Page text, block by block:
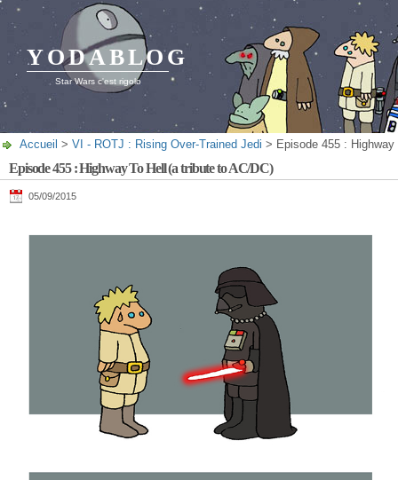
YODABLOG
Star Wars c'est rigolo
Accueil > VI - ROTJ : Rising Over-Trained Jedi > Episode 455 :
Episode 455 : Highway To Hell (a tribute to AC/DC)
05/09/2015